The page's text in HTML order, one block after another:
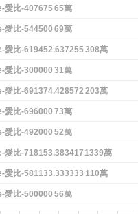
65萬
69萬
308萬
31萬
203萬
73萬
52萬
1339萬
110萬
56萬